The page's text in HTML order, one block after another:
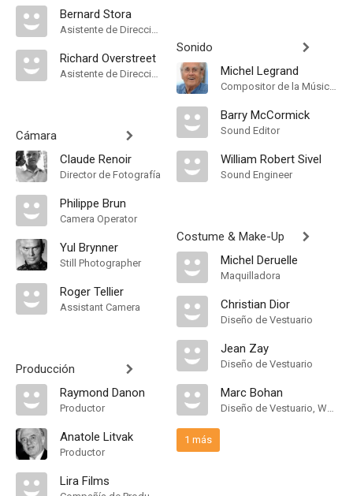
Bernard Stora
Asistente de Dirección
Richard Overstreet
Asistente de Dirección
Cámara
Claude Renoir
Director de Fotografía
Philippe Brun
Camera Operator
Yul Brynner
Still Photographer
Roger Tellier
Assistant Camera
Producción
Raymond Danon
Productor
Anatole Litvak
Productor
Lira Films
Sonido
Michel Legrand
Compositor de la Música Original
Barry McCormick
Sound Editor
William Robert Sivel
Sound Engineer
Costume & Make-Up
Michel Deruelle
Maquilladora
Christian Dior
Diseño de Vestuario
Jean Zay
Diseño de Vestuario
Marc Bohan
Diseño de Vestuario, Wardrobe Designer
1 más